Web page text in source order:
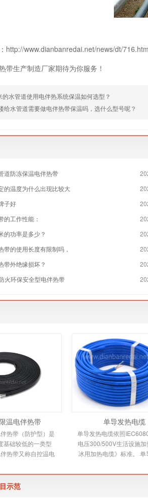
http://www.dianbanredai.net/news/dt/
带生产制造厂家期待为你服务！
的水管道使用电伴热系统保温如何选型？
给水管道需要做电伴热带保温吗，选什么型号呢？
道防冻保温电伴热带
的温度为什么出现比较大
子好
的工作性能：
的功率是多少？
带的使用长度有限制吗，
带外绝缘损坏？
火环保安全型电伴热带
温电伴热带
热带（防护型）是
基础较低的一类型
热带又称自控温电
，由高分子
单导发热电缆
单导发热电缆依照
电压300/500V生活设施
冰用加热电缆》标准。 单
烯绝缘，铝带屏蔽
示范